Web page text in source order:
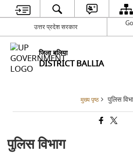
उत्तर प्रदेश सरकार
जिला बलिया
DISTRICT BALLIA
मुख्य पृष्ठ पुलिस
पुलिस विभाग